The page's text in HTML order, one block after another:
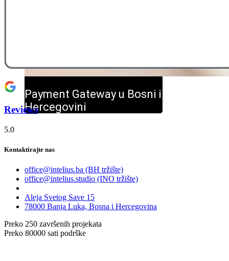
Payment Gateway u Bosni i
Hercegovini
Reviews
5.0
Kontaktirajte nas
office@intelius.ba (BH tržište)
office@intelius.studio (INO tržište)
Aleja Svetog Save 15
78000 Banja Luka, Bosna i Hercegovina
Preko 250 završenih projekata
Preko 80000 sati podrške